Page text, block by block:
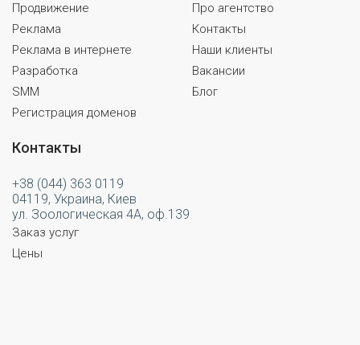
Продвижение
Реклама
Реклама в интернете
Разработка
SMM
Регистрация доменов
Про агентство
Контакты
Наши клиенты
Вакансии
Блог
Контакты
+38 (044) 363 0119
04119, Украина, Киев
ул. Зоологическая 4А, оф.139
Заказ услуг
Цены